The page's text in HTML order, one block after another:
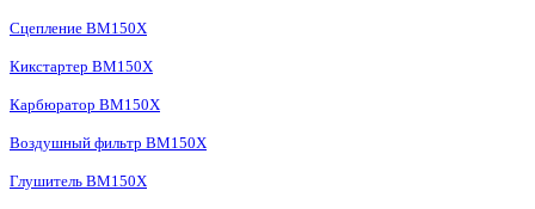
Сцепление BM150X
Кикстартер BM150X
Карбюратор BM150X
Воздушный фильтр BM150X
Глушитель BM150X